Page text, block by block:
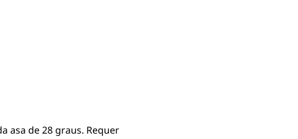
asa de 28 graus. Requer